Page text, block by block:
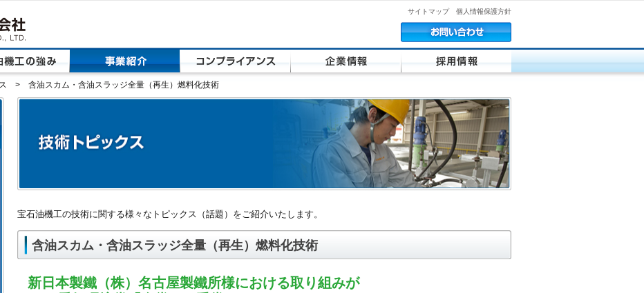
サイトマップ 個人情報保護方針
> 含油スカム・含油スラッジ全量（再生）燃料化技術
宝石油機工の技術に関する様々なトピックス（話題）をご紹介いたします。
含油スカム・含油スラッジ全量（再生）燃料化技術
新日本製鐵（株）名古屋製鐵所様における取り組みが